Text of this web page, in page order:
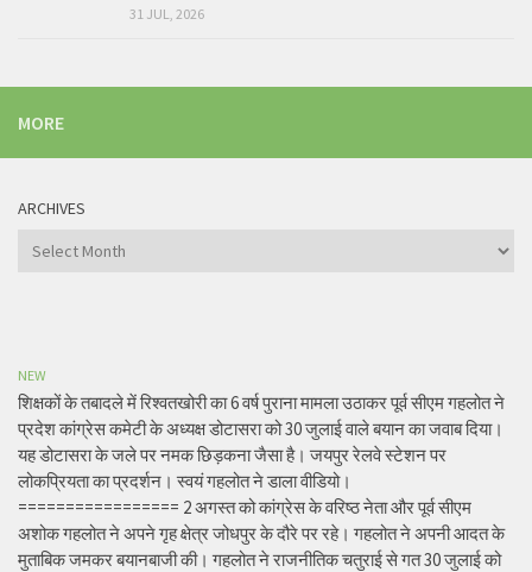
31 JUL, 2026
MORE
ARCHIVES
Archives
NEW
शिक्षकों के तबादले में रिश्वतखोरी का 6 वर्ष पुराना मामला उठाकर पूर्व सीएम गहलोत ने
प्रदेश कांग्रेस कमेटी के अध्यक्ष डोटासरा को 30 जुलाई वाले बयान का जवाब दिया।
यह डोटासरा के जले पर नमक छिड़कना जैसा है। जयपुर रेलवे स्टेशन पर
लोकप्रियता का प्रदर्शन। स्वयं गहलोत ने डाला वीडियो।
================= 2 अगस्त को कांग्रेस के वरिष्ठ नेता और पूर्व सीएम
अशोक गहलोत ने अपने गृह क्षेत्र जोधपुर के दौरे पर रहे। गहलोत ने अपनी आदत के
मुताबिक जमकर बयानबाजी की। गहलोत ने राजनीतिक चतुराई से गत 30 जुलाई को